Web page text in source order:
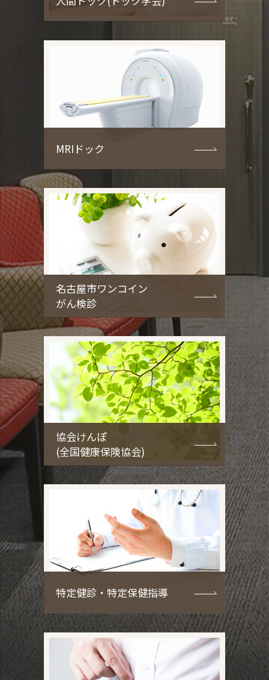
MRIドック
名古屋市ワンコイン
がん検診
協会けんぽ
(全国健康保険協会)
特定健診・特定保健指導